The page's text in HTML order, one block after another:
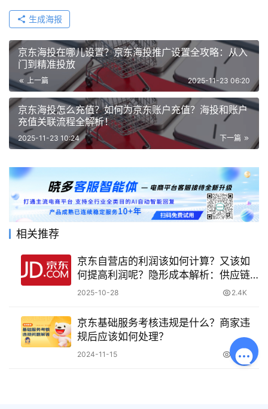
生成海报
京东海投在哪儿设置？京东海投推广设置全攻略：从入
门到精准投放
上一篇 2025-11-23 06:20
京东海投怎么充值？如何为京东账户充值？海投和账户
充值关联流程全解析！
下一篇
2025-11-23 10:24
相关推荐
京东自营店的利润该如何计算？又该如
何提高利润呢？隐形成本解析：供应链
优化策略，数据化运营指南！
2025-10-28 2.4K
京东基础服务考核违规是什么？商家违
规后应该如何处理？
2024-11-15 3.9K